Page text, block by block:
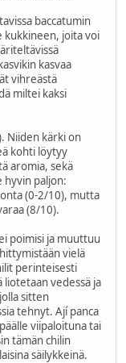
baccatumin
kukkineen, joita voi
kasvaa
vihreästä
miltei kaksi
Niiden kärki on
kohti löytyy
aromia, sekä
hyvin paljon:
(0-2/10), mutta
(8/10).
poimisi ja muuttuu
vielä
perinteisesti
liotetaan vedessä ja
sitten
tehnyt. Ají panca
viipaloituna tai
tämän chilin
säilykkeinä.